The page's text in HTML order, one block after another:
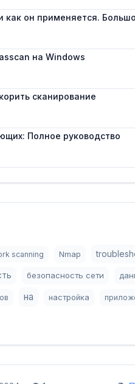
как он применяется.
на Windows
сканирование
Полное руководство
scanning Nmap
безопасность сети
на настройка